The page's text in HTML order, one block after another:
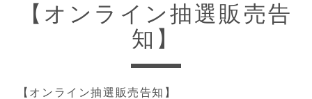
【オンライン抽選販売告
知】
【オンライン抽選販売告知】